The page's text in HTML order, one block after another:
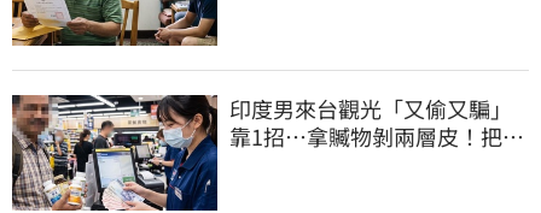
印度男來台觀光「又偷又騙」
靠1招…拿贓物剝兩層皮！把全